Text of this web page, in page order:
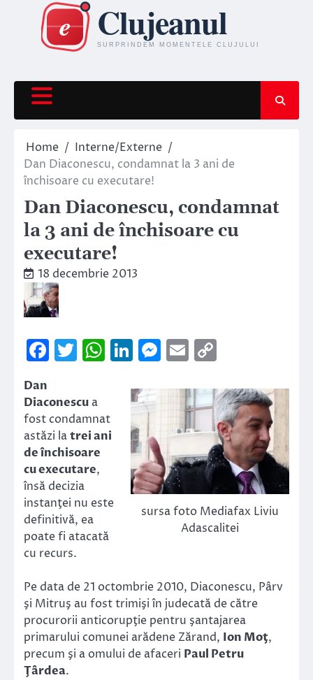
content
Home
Interne/Externe
Dan Diaconescu, condamnat la 3 ani de
închisoare cu executare!
Dan Diaconescu, condamnat
la 3 ani de închisoare cu
executare!
18 decembrie 2013
Facebook
Twitter
WhatsApp
LinkedIn
Messenger
Email
sursa foto Mediafax Liviu
Adascalitei
Dan
Diaconescu a
fost condamnat
astăzi latrei ani
de închisoare
cu executare,
însă decizia
instanţei nu este
definitivă, ea
poate fi atacată
cu recurs.
Pe data de 21 octombrie 2010, Diaconescu, Pârv
şi Mitruş au fost trimişi în judecată de către
procurorii anticorupţie pentru şantajarea
primarului comunei arădene Zărand, Ion Moţ,
precum şi a omului de afaceri Paul Petru
Ţârdea.